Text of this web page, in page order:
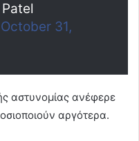
October 31,
αστυνομίας ανέφερε
αργότερα.